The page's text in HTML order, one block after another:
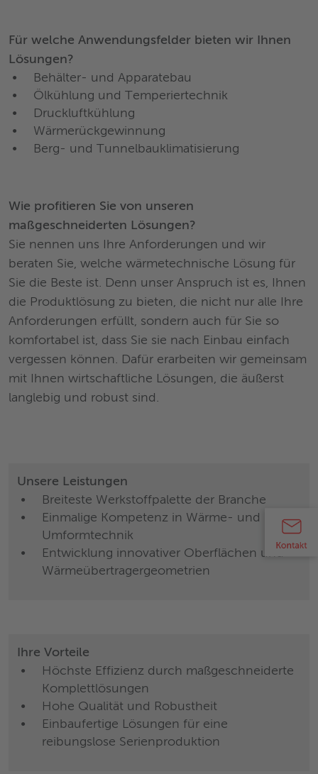
Für welche Anwendungsfelder bieten wir Ihnen
Lösungen?
Behälter- und Apparatebau
Ölkühlung und Temperiertechnik
Druckluftkühlung
Wärmerückgewinnung
Berg- und Tunnelbauklimatisierung
Wie profitieren Sie von unseren
maßgeschneiderten Lösungen?
Sie nennen uns Ihre Anforderungen und wir
beraten Sie, welche wärmetechnische Lösung für
Sie die Beste ist. Denn unser Anspruch ist es, Ihnen
die Produktlösung zu bieten, die nicht nur alle Ihre
Anforderungen erfüllt, sondern auch für Sie so
komfortabel ist, dass Sie sie nach Einbau einfach
vergessen können. Dafür erarbeiten wir gemeinsam
mit Ihnen wirtschaftliche Lösungen, die äußerst
langlebig und robust sind.
Unsere Leistungen
Breiteste Werkstoffpalette der Branche
Einmalige Kompetenz in Wärme- und
Umformtechnik
Entwicklung innovativer Oberflächen und
Wärmeübertragergeometrien
Ihre Vorteile
Höchste Effizienz durch maßgeschneiderte
Komplettlösungen
Hohe Qualität und Robustheit
Einbaufertige Lösungen für eine
reibungslose Serienproduktion